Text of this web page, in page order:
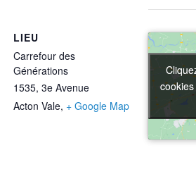
LIEU
Carrefour des
Générations
1535, 3e Avenue
Acton Vale, + Google Map